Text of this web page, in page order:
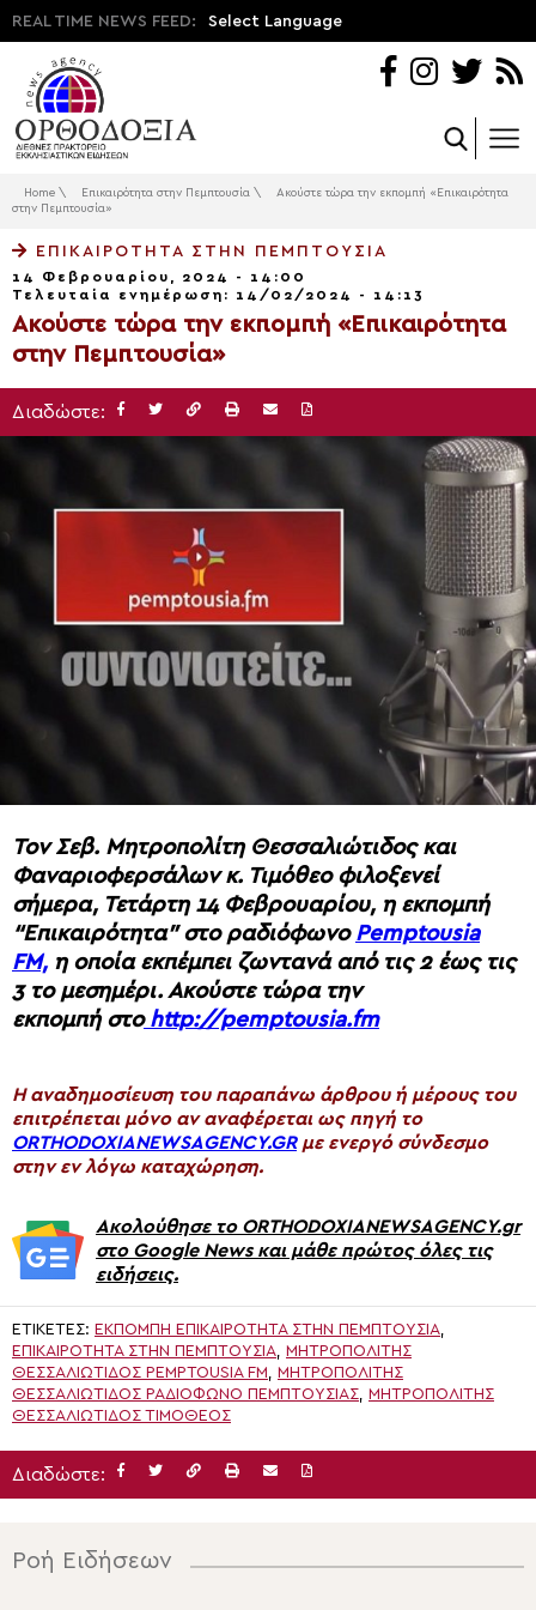
REAL TIME NEWS FEED: Select Language
Home \ Επικαιρότητα στην Πεμπτουσία \
Ακούστε τώρα την εκπομπή «Επικαιρότητα
στην Πεμπτουσία»
ΕΠΙΚΑΙΡΌΤΗΤΑ ΣΤΗΝ ΠΕΜΠΤΟΥΣΊΑ
14 Φεβρουαρίου, 2024 - 14:00
Τελευταία ενημέρωση: 14/02/2024 - 14:13
Ακούστε τώρα την εκπομπή «Επικαιρότητα
στην Πεμπτουσία»
Διαδώστε:
Τον Σεβ. Μητροπολίτη Θεσσαλιώτιδος και
Φαναριοφερσάλων κ. Τιμόθεο φιλοξενεί
σήμερα, Τετάρτη 14 Φεβρουαρίου, η εκπομπή
“Επικαιρότητα” στο ραδιόφωνο Pemptousia
FM, η οποία εκπέμπει ζωντανά από τις 2 έως τις
3 το μεσημέρι. Ακούστε τώρα την
εκπομπήστοhttp://pemptousia.fm
H αναδημοσίευση του παραπάνω άρθρου ή μέρους του
επιτρέπεται μόνο αν αναφέρεται ως πηγή το
ORTHODOXIANEWSAGENCY.GRμε ενεργό σύνδεσμο
στην εν λόγω καταχώρηση.
Ακολούθησε το ORTHODOXIANEWSAGENCY.gr
στο Google News και μάθε πρώτος όλες τις
ειδήσεις.
ΕΤΙΚΈΤΕΣ: ΕΚΠΟΜΠΉ ΕΠΙΚΑΙΡΌΤΗΤΑ ΣΤΗΝ ΠΕΜΠΤΟΥΣΊΑ
ΕΠΙΚΑΙΡΌΤΗΤΑ ΣΤΗΝ ΠΕΜΠΤΟΥΣΙΑ ΜΗΤΡΟΠΟΛΊΤΗΣ
ΘΕΣΣΑΛΙΏΤΙΔΟΣ PEMPTOUSIA FM
ΜΗΤΡΟΠΟΛΊΤΗΣ
ΘΕΣΣΑΛΙΏΤΙΔΟΣ ΡΑΔΙΌΦΩΝΟ ΠΕΜΠΤΟΥΣΊΑΣ ΜΗΤΡΟΠΟΛΊΤΗΣ
ΘΕΣΣΑΛΙΏΤΙΔΟΣ ΤΙΜΌΘΕΟΣ
Διαδώστε:
Ροή Ειδήσεων